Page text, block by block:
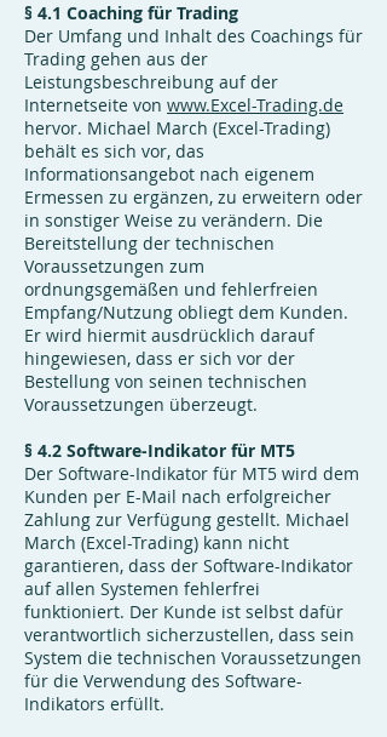
§ 4.1 Coaching für Trading
Der Umfang und Inhalt des Coachings für
Trading gehen aus der
Leistungsbeschreibung auf der
Internetseite von www.Excel-Trading.de
hervor. Michael March (Excel-Trading)
behält es sich vor, das
Informationsangebot nach eigenem
Ermessen zu ergänzen, zu erweitern oder
in sonstiger Weise zu verändern. Die
Bereitstellung der technischen
Voraussetzungen zum
ordnungsgemäßen und fehlerfreien
Empfang/Nutzung obliegt dem Kunden.
Er wird hiermit ausdrücklich darauf
hingewiesen, dass er sich vor der
Bestellung von seinen technischen
Voraussetzungen überzeugt.
§ 4.2 Software-Indikator für MT5
Der Software-Indikator für MT5 wird dem
Kunden per E-Mail nach erfolgreicher
Zahlung zur Verfügung gestellt. Michael
March (Excel-Trading) kann nicht
garantieren, dass der Software-Indikator
auf allen Systemen fehlerfrei
funktioniert. Der Kunde ist selbst dafür
verantwortlich sicherzustellen, dass sein
System die technischen Voraussetzungen
für die Verwendung des Software-
Indikators erfüllt.